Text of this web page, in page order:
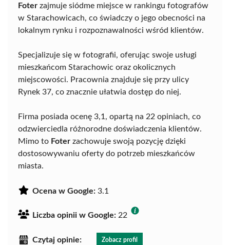
Foter zajmuje siódme miejsce w rankingu fotografów
w Starachowicach, co świadczy o jego obecności na
lokalnym rynku i rozpoznawalności wśród klientów.
Specjalizuje się w fotografii, oferując swoje usługi
mieszkańcom Starachowic oraz okolicznych
miejscowości. Pracownia znajduje się przy ulicy
Rynek 37, co znacznie ułatwia dostęp do niej.
Firma posiada ocenę 3,1, opartą na 22 opiniach, co
odzwierciedla różnorodne doświadczenia klientów.
Mimo to Foter zachowuje swoją pozycję dzięki
dostosowywaniu oferty do potrzeb mieszkańców
miasta.
Ocena w Google: 3.1
Liczba opinii w Google: 22
Czytaj opinie: Zobacz profil